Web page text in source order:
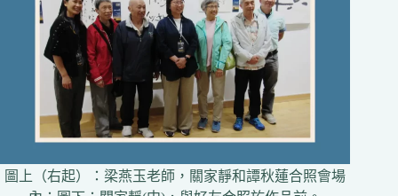
圖上（右起）：梁燕玉老師，關家靜和譚秋蓮合照會場